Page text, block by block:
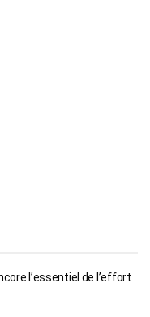
l’essentiel de l’effort